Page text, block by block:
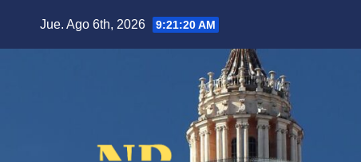
Jue. Ago 6th, 2026 9:21:21 AM